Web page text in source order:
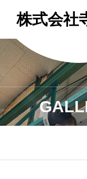
株式会社